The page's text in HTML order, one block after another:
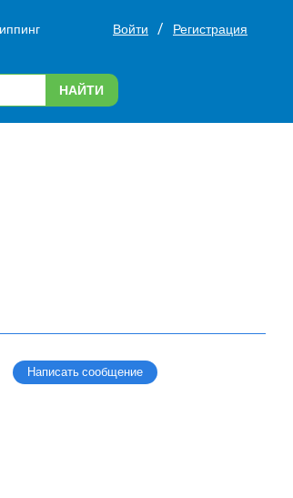
Войти / Регистрация
НАЙТИ
Написать сообщение